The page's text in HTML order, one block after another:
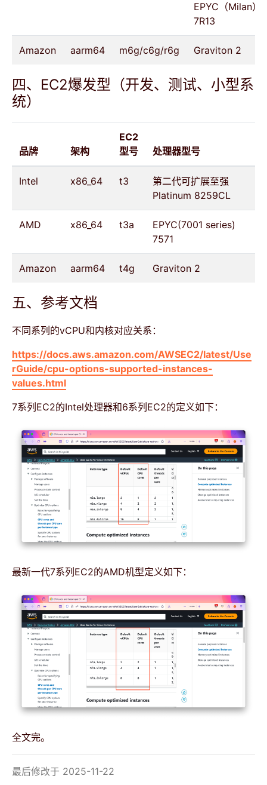
EPYC（Milan）
7R13
Amazon aarm64 m6g/c6g/r6g Graviton 2
四、EC2爆发型（开发、测试、小型系
统）
品牌 架构
EC2
型号
处理器型号
Intel x86_64 t3
第二代可扩展至强
Platinum 8259CL
AMD x86_64 t3a
EPYC(7001 series)
7571
Amazon aarm64 t4g Graviton 2
五、参考文档
不同系列的vCPU和内核对应关系：
https://docs.aws.amazon.com/AWSEC2/latest/Use
rGuide/cpu-options-supported-instances-
values.html
7系列EC2的Intel处理器和6系列EC2的定义如下：
最新一代7系列EC2的AMD机型定义如下：
全文完。
最后修改于 2025-11-22